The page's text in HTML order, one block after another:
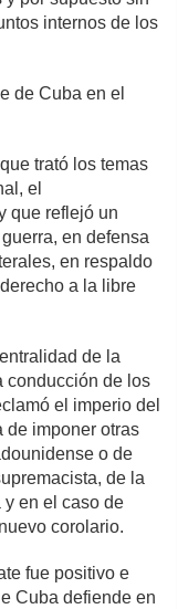
internos de los
de Cuba en el
trató los temas
el
que reflejó un
en defensa
en respaldo
a la libre
de la
conducción de los
el imperio del
de imponer otras
o de
de la
en el caso de
corolario.
fue positivo e
Cuba defiende en